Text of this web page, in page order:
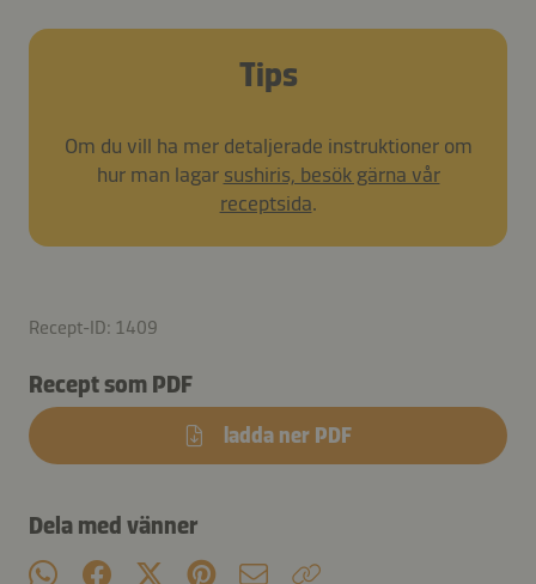
Tips
Om du vill ha mer detaljerade instruktioner om
hur man lagar sushiris, besök gärna vår
receptsida.
Recept-ID: 1409
Recept som PDF
ladda ner PDF
Dela med vänner